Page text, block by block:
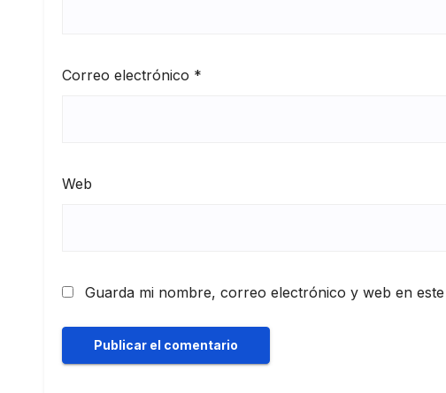
Correo electrónico *
Web
Guarda mi nombre, correo electrónico y web en